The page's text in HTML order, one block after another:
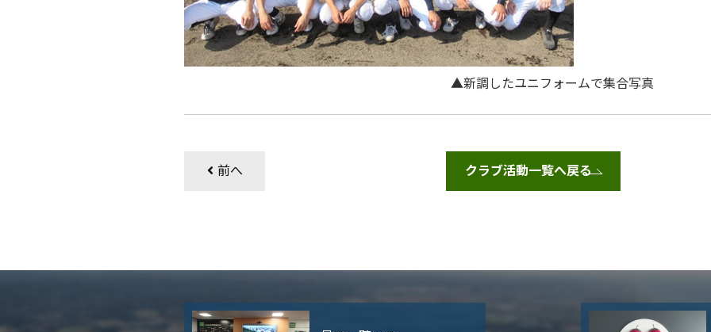
▲新調したユニフォームで集合写真
前へ クラブ活動一覧へ戻る